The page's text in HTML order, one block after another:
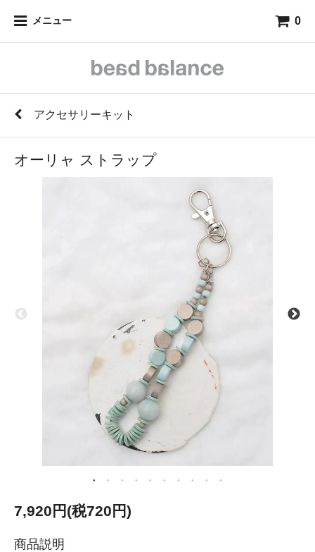
メニュー 0
アクセサリーキット
オーリャ ストラップ
7,920円(税720円)
商品説明